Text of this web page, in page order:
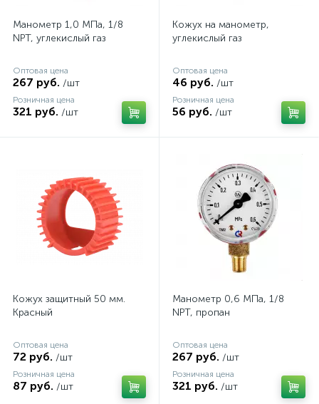
Манометр 1,0 МПа, 1/8
NPT, углекислый газ
Оптовая цена
267 руб. /шт
Розничная цена
321 руб. /шт
Кожух на манометр,
углекислый газ
Оптовая цена
46 руб. /шт
Розничная цена
56 руб. /шт
Кожух защитный 50 мм.
Красный
Оптовая цена
72 руб. /шт
Розничная цена
87 руб. /шт
Манометр 0,6 МПа, 1/8
NPT, пропан
Оптовая цена
267 руб. /шт
Розничная цена
321 руб. /шт